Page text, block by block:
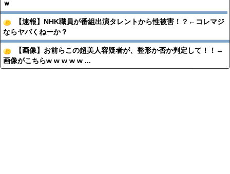
ｗ
【速報】NHK職員が番組出演タレントから性被害！？←コレマジ
ならヤバくねーか？
【画像】お前らこの超美人容疑者が、整形か否か判定して！！→
画像がこちらw w w w w ...